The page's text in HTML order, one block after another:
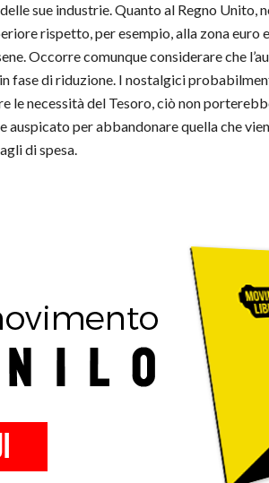
sue industrie. Quanto al Regno Unito,
rispetto, per esempio, alla zona
Occorre comunque considerare che
fase di riduzione. I nostalgici
le necessità del Tesoro, ciò non
per abbandonare quella che
di spesa.